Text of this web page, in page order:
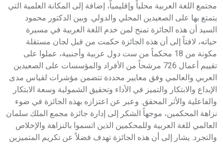
مجتمع اللغة العربية محلياً وإقليمياً، إضافة إلى المكانة العلمية التي
يتمتع بها على الصعيدين المحلي والدولي. وبين الدكتور محمود
السيد أن هذه الجائزة تمنح لمن خدم اللغة العربية في مسيرة
حياته، لافتاً إلى أن هذه الجائزة حكمت من قبل لجان مستقلة
مكونة من 18 محكماً من ست دول عربية وأجنبية، عملوا على
تقييم أعمال 726 مرشحاً من الأفراد والمؤسسات على الصعيدين
العربي والعالمي وفق معايير محددة تتضمن مؤشرات لقياس مدى
الإبداع والابتكار والتميز في الأداء وتحقيق الشمولية وسعة الابتكار
والفاعلية والأثر المحقق. وعبر عن اعتزازه بهذه الجائزة في ضوء
نزاهة المحكمين، موجهاً الشكر إلى إدارة جائزة مجمع الملك سلمان
العالمي للغة العربية وللمحكمين الذين اتسموا بالنزاهة والإخلاص
والتجرد. يشار إلى أن هذه الجائزة تهدف فضلاً عن تكريم المتميزين